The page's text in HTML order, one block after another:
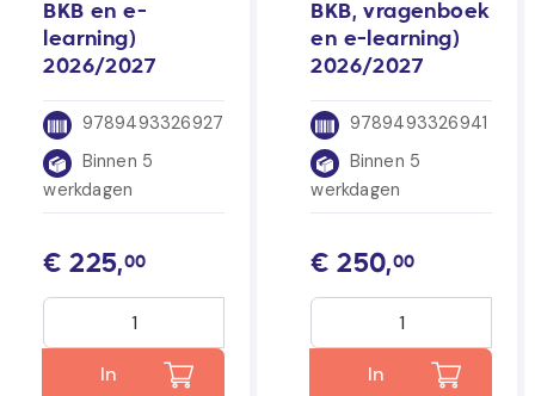
BKB en e-
learning)
2026/2027
9789493326927
Binnen 5
werkdagen
€ 225,00
In
BKB, vragenboek
en e-learning)
2026/2027
9789493326941
Binnen 5
werkdagen
€ 250,00
In